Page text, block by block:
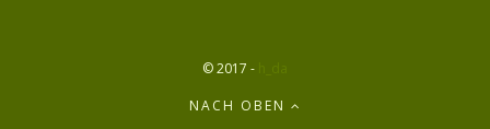
© 2017 -
NACH OBEN